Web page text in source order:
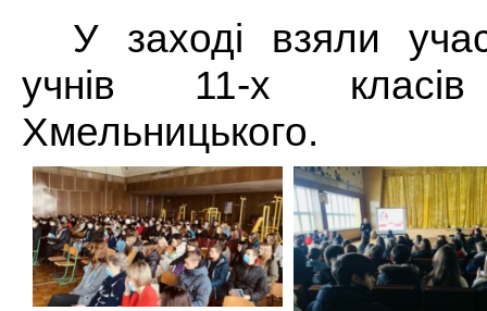
У заході взяли
учнів 11-х
Хмельницького.